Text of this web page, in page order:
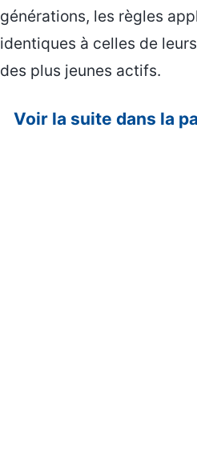
générations, les règles
identiques à celles de
des plus jeunes actifs.
Voir la suite dans la